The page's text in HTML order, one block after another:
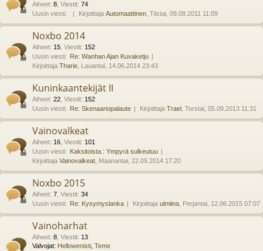
Aiheet: 8 Viestit: 74
Uusin viesti:
Kirjoittaja Automaattinen , Tiistai, 09.08.2011 11:09
Noxbo 2014
Aiheet: 15 Viestit: 152
Uusin viesti: Re: Wanhan Ajan Kuvaketju
Kirjoittaja Tharie , Lauantai, 14.06.2014 23:43
Kuninkaantekijät II
Aiheet: 22 Viestit: 152
Uusin viesti: Re: Skenaariopalaute Kirjoittaja Trael , Torstai, 05.09.2013 11:31
Vainovalkeat
Aiheet: 16 Viestit: 101
Uusin viesti: Kaksitoista.: Ympyrä sulkeutuu
Kirjoittaja Vainovalkeat , Maanantai, 22.09.2014 17:20
Noxbo 2015
Aiheet: 7 Viestit: 34
Uusin viesti: Re: Kysymyslanka Kirjoittaja ulmiina , Perjantai, 12.06.2015 07:07
Vainoharhat
Aiheet: 8 Viestit: 13
Valvojat: Hellowenisti Teme